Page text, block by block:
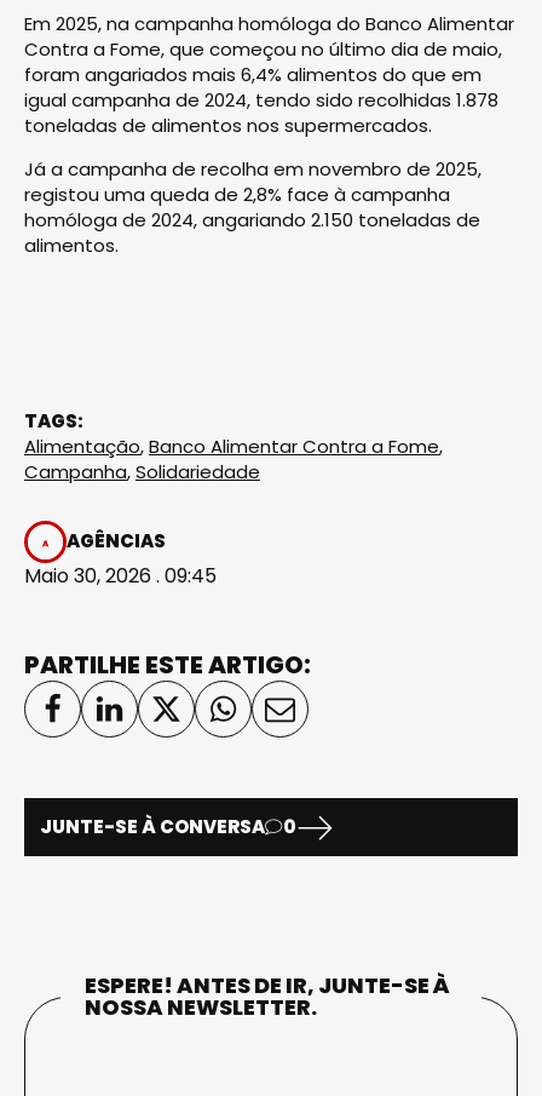
Em 2025, na campanha homóloga do Banco Alimentar
Contra a Fome, que começou no último dia de maio,
foram angariados mais 6,4% alimentos do que em
igual campanha de 2024, tendo sido recolhidas 1.878
toneladas de alimentos nos supermercados.
Já a campanha de recolha em novembro de 2025,
registou uma queda de 2,8% face à campanha
homóloga de 2024, angariando 2.150 toneladas de
alimentos.
TAGS:
Alimentação,Banco Alimentar Contra a Fome,
Campanha,Solidariedade
AGÊNCIAS
Maio 30, 2026 . 09:45
PARTILHE ESTE ARTIGO:
JUNTE-SE À CONVERSA 0
ESPERE! ANTES DE IR, JUNTE-SE À
NOSSA NEWSLETTER.